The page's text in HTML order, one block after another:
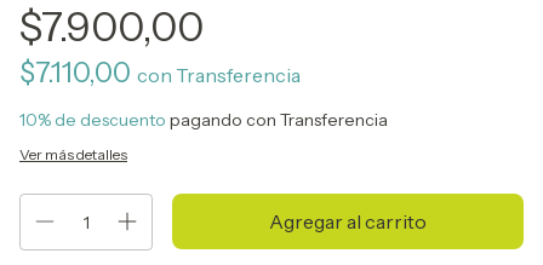
$7.900,00
$7.110,00 con Transferencia
10% de descuento pagando con Transferencia
Ver más detalles